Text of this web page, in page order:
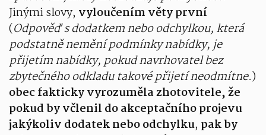
Jinými slovy, vyloučením věty první
(Odpověď s dodatkem nebo odchylkou, která
podstatně nemění podmínky nabídky, je
přijetím nabídky, pokud navrhovatel bez
zbytečného odkladu takové přijetí neodmítne.)
obec fakticky vyrozuměla zhotovitele, že
pokud by včlenil do akceptačního projevu
jakýkoliv dodatek nebo odchylku, pak by